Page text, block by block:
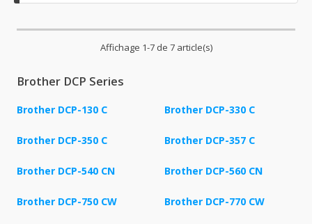
Affichage 1-7 de 7 article(s)
Brother DCP Series
Brother DCP-130 C Brother DCP-330 C
Brother DCP-350 C Brother DCP-357 C
Brother DCP-540 CN Brother DCP-560 CN
Brother DCP-750 CW Brother DCP-770 CW